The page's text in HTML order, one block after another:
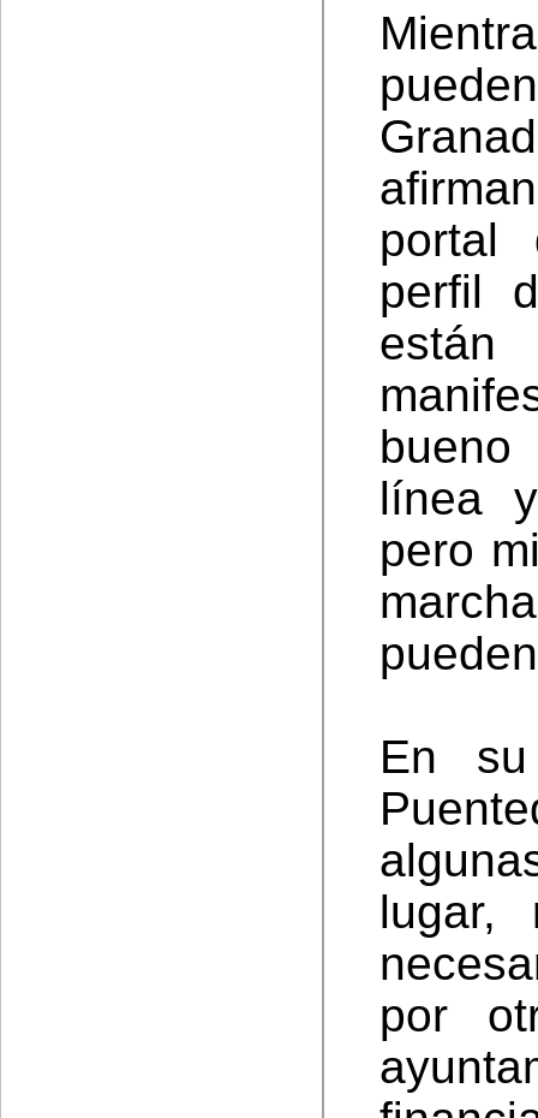
portal
perfil
línea
pero
En
lugar,
por